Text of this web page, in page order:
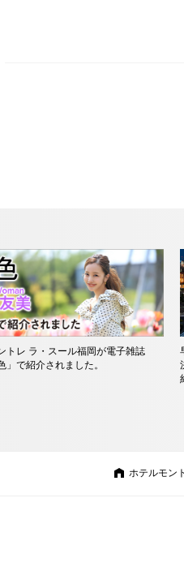
トレ ラ・スール福岡が電子雑誌
」で紹介されました。
ホテルモン